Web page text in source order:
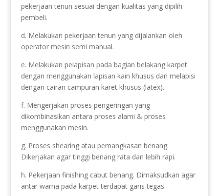
pekerjaan tenun sesuai dengan kualitas yang dipilih
pembeli.
d. Melakukan pekerjaan tenun yang dijalankan oleh
operator mesin semi manual.
e. Melakukan pelapisan pada bagian belakang karpet
dengan menggunakan lapisan kain khusus dan melapisi
dengan cairan campuran karet khusus (latex).
f. Mengerjakan proses pengeringan yang
dikombinasikan antara proses alami & proses
menggunakan mesin.
g. Proses shearing atau pemangkasan benang.
Dikerjakan agar tinggi benang rata dan lebih rapi.
h. Pekerjaan finishing cabut benang. Dimaksudkan agar
antar warna pada karpet terdapat garis tegas.